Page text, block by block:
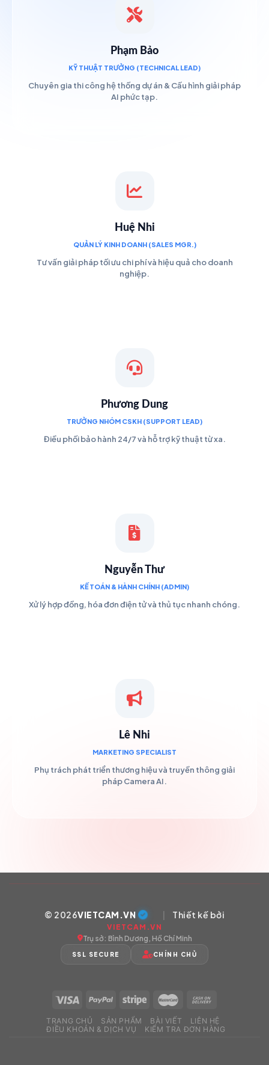
Phạm Bảo
KỸ THUẬT TRƯỞNG (TECHNICAL LEAD)
Chuyên gia thi công hệ thống dự án & Cấu hình giải pháp
AI phức tạp.
Huệ Nhi
QUẢN LÝ KINH DOANH (SALES MGR.)
Tư vấn giải pháp tối ưu chi phí và hiệu quả cho doanh
nghiệp.
Phương Dung
TRƯỞNG NHÓM CSKH (SUPPORT LEAD)
Điều phối bảo hành 24/7 và hỗ trợ kỹ thuật từ xa.
Nguyễn Thư
KẾ TOÁN & HÀNH CHÍNH (ADMIN)
Xử lý hợp đồng, hóa đơn điện tử và thủ tục nhanh chóng.
Lê Nhi
MARKETING SPECIALIST
Phụ trách phát triển thương hiệu và truyền thông giải
pháp Camera AI.
© 2026VIETCAM.VN | Thiết kế bởi
VIETCAM.VN
Trụ sở: Bình Dương, Hồ Chí Minh
SSL SECURE CHÍNH CHỦ
TRANG CHỦ SẢN PHẨM BÀI VIẾT
LIÊN HỆ
ĐIỀU KHOẢN & DỊCH VỤ
KIỂM TRA ĐƠN HÀNG